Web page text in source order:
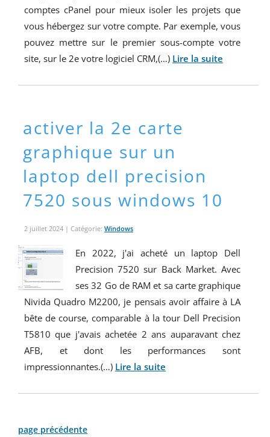
comptes cPanel pour mieux isoler les projets que
vous hébergez sur votre compte. Par exemple, vous
pouvez mettre sur le premier sous-compte votre
site, sur le 2e votre logiciel CRM,(…) Lire la suite
activer la 2e carte
graphique sur un
laptop dell precision
7520 sous windows 10
2 juillet 2024 | Catégorie: Windows
En 2022, j'ai acheté un laptop Dell
Precision 7520 sur Back Market. Avec
ses 32 Go de RAM et sa carte graphique
Nivida Quadro M2200, je pensais avoir affaire à LA
bête de course, comparable à la tour Dell Precision
T5810 que j'avais achetée 2 ans auparavant chez
AFB, et dont les performances sont
impressionnantes.(…) Lire la suite
page précédente